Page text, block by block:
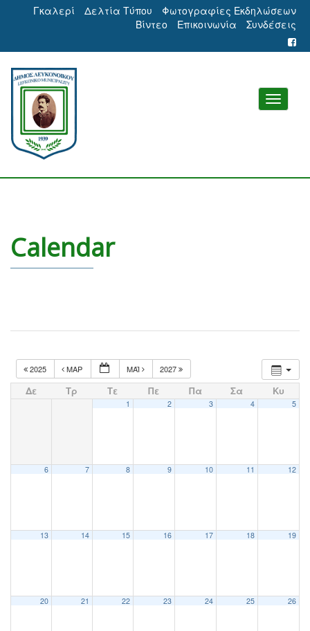
Γκαλερί Δελτία Τύπου
Φωτογραφίες Εκδηλώσεων
Βίντεο
Επικοινωνία Συνδέσεις
Calendar
2025 ΜΑΡ ΜΆΙ 2027
Δε Τρ Τε Πε Πα Σα Κυ
1 2 3 4 5
6 7 8 9 10 11 12
13 14 15 16 17 18 19
20 21 22 23 24 25 26